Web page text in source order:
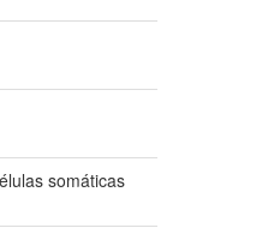
somáticas